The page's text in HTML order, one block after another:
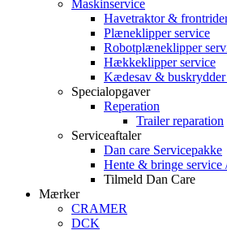
Maskinservice
Havetraktor &
Plæneklipper service
Robotplæneklipper
Hækkeklipper service
Kædesav & buskrydder
Specialopgaver
Reperation
Trailer reparation
Serviceaftaler
Dan care Servicepakke
Hente & bringe service
Tilmeld Dan Care
Mærker
CRAMER
DCK